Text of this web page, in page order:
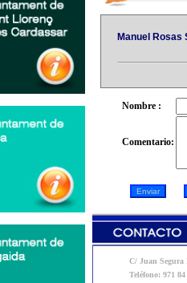
Manuel Rosas
Nombre :
Comentario:
C/ Juan Segura
Teléfono: 971